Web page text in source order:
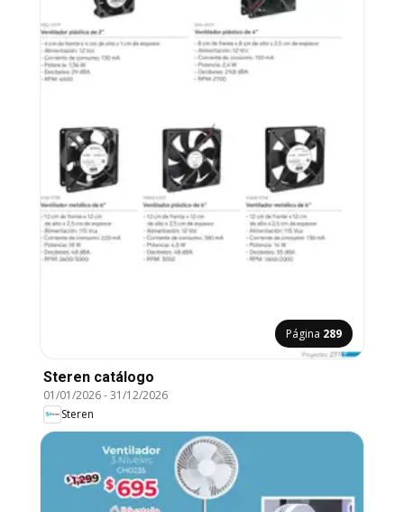
Página 289
Steren catálogo
01/01/2026-31/12/2026
Steren